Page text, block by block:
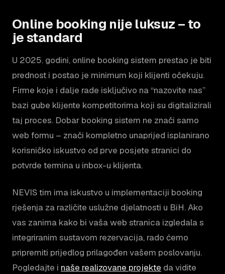
Online booking nije luksuz – to
je standard
U 2025. godini, online booking sistem prestao je biti
prednost i postao je minimum koji klijenti očekuju.
Firme koje i dalje rade isključivo na “nazovite nas”
bazi gube klijente kompetitorima koji su digitalizirali
taj proces. Dobar booking sistem ne znači samo
web formu – znači kompletno unaprijed isplanirano
korisničko iskustvo od prve posjete stranici do
potvrde termina u inbox-u klijenta.
NEVIS tim ima iskustvo u implementaciji booking
rješenja za različite uslužne djelatnosti u BiH. Ako
vas zanima kako bi vaša web stranica izgledala s
integriranim sustavom rezervacija, rado ćemo
pripremiti prijedlog prilagođen vašem poslovanju.
Pogledajte i naše realizovane projekte da vidite